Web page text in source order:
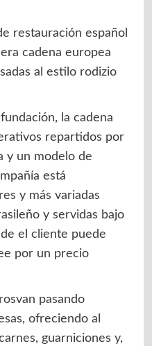
restauración español
cadena europea
al estilo rodizio
la cadena
repartidos por
y un modelo de
está
y más variadas
y servidas bajo
el cliente puede
por un precio
pasando
ofreciendo al
guarniciones y,